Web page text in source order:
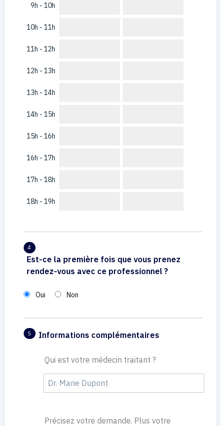
9h - 10h
10h - 11h
11h - 12h
12h - 13h
13h - 14h
14h - 15h
15h - 16h
16h - 17h
17h - 18h
18h - 19h
4
Est-ce la première fois que vous prenez
rendez-vous avec ce professionnel ?
Oui Non
5 Informations complémentaires
Qui est votre médecin traitant ?
Précisez votre demande. Plus votre